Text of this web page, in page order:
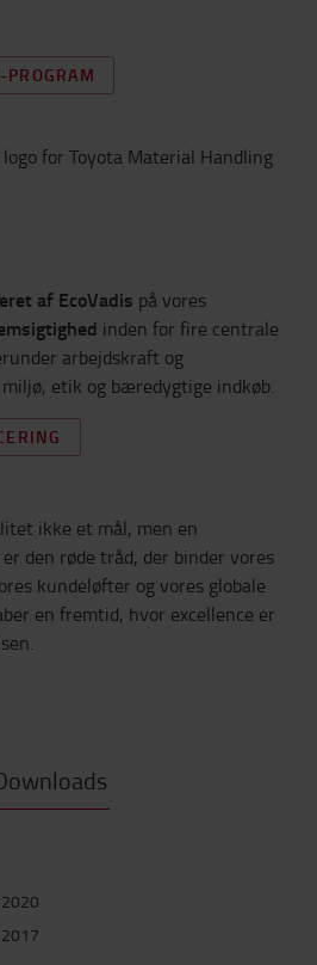
af EcoVadis på vores
inden for fire centrale
arbejdskraft og
etik og bæredygtige indkøb.
ikke et mål, men en
den røde tråd, der binder vores
kundeløfter og vores globale
en fremtid, hvor excellence er